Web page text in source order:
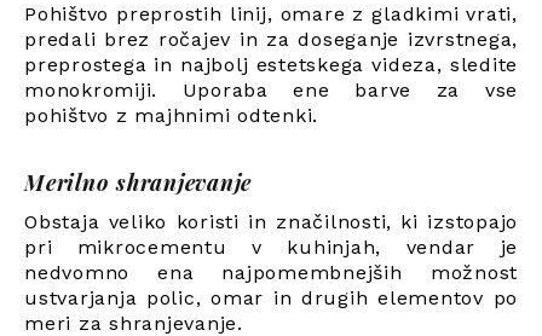
Pohištvo preprostih linij, omare z gladkimi vrati,
predali brez ročajev in za doseganje izvrstnega,
preprostega in najbolj estetskega videza, sledite
monokromiji. Uporaba ene barve za vse
pohištvo z majhnimi odtenki.
Merilno shranjevanje
Obstaja veliko koristi in značilnosti, ki izstopajo
pri mikrocementu v kuhinjah, vendar je
nedvomno ena najpomembnejših možnost
ustvarjanja polic, omar in drugih elementov po
meri za shranjevanje.